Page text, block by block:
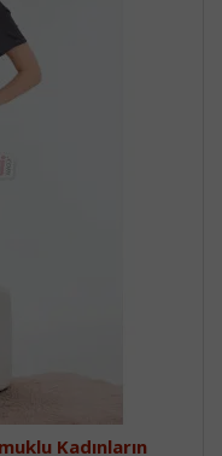
Kadınların